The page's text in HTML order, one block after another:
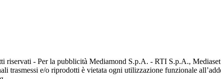
- Per la pubblicità Mediamond S.p.A. - RTI S.p.A., Mediaset
trasmessi e/o riprodotti è vietata ogni utilizzazione funzionale